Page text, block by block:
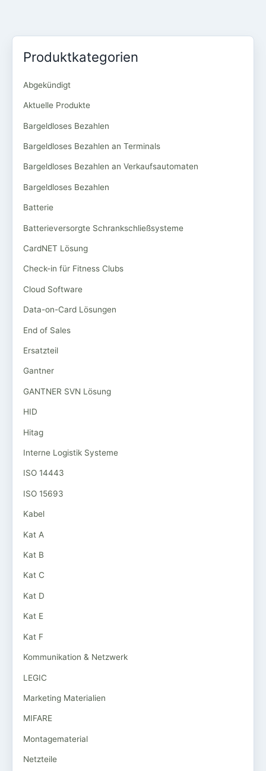
Produktkategorien
Abgekündigt
Aktuelle Produkte
Bargeldloses Bezahlen
Bargeldloses Bezahlen an Terminals
Bargeldloses Bezahlen an Verkaufsautomaten
Bargeldloses Bezahlen
Batterie
Batterieversorgte Schrankschließsysteme
CardNET Lösung
Check-in für Fitness Clubs
Cloud Software
Data-on-Card Lösungen
End of Sales
Ersatzteil
Gantner
GANTNER SVN Lösung
HID
Hitag
Interne Logistik Systeme
ISO 14443
ISO 15693
Kabel
Kat A
Kat B
Kat C
Kat D
Kat E
Kat F
Kommunikation & Netzwerk
LEGIC
Marketing Materialien
MIFARE
Montagematerial
Netzteile